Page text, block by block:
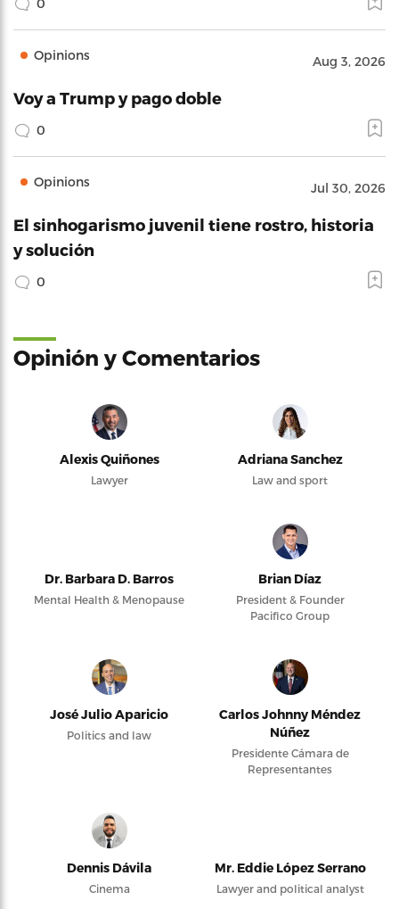
Opinions Aug 3, 2026
Voy a Trump y pago doble
0
Opinions Jul 30, 2026
El sinhogarismo juvenil tiene rostro, historia
y solución
0
Opinión y Comentarios
Alexis Quiñones
Lawyer
Adriana Sanchez
Law and sport
Dr. Barbara D. Barros
Mental Health & Menopause
Brian Díaz
President & Founder
Pacifico Group
José Julio Aparicio
Politics and law
Carlos Johnny Méndez
Núñez
Presidente Cámara de
Representantes
Dennis Dávila
Cinema
Mr. Eddie López Serrano
Lawyer and political analyst